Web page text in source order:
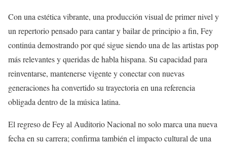
Con una estética vibrante, una producción visual de primer nivel y
un repertorio pensado para cantar y bailar de principio a fin, Fey
continúa demostrando por qué sigue siendo una de las artistas pop
más relevantes y queridas de habla hispana. Su capacidad para
reinventarse, mantenerse vigente y conectar con nuevas
generaciones ha convertido su trayectoria en una referencia
obligada dentro de la música latina.
El regreso de Fey al Auditorio Nacional no solo marca una nueva
fecha en su carrera; confirma también el impacto cultural de una